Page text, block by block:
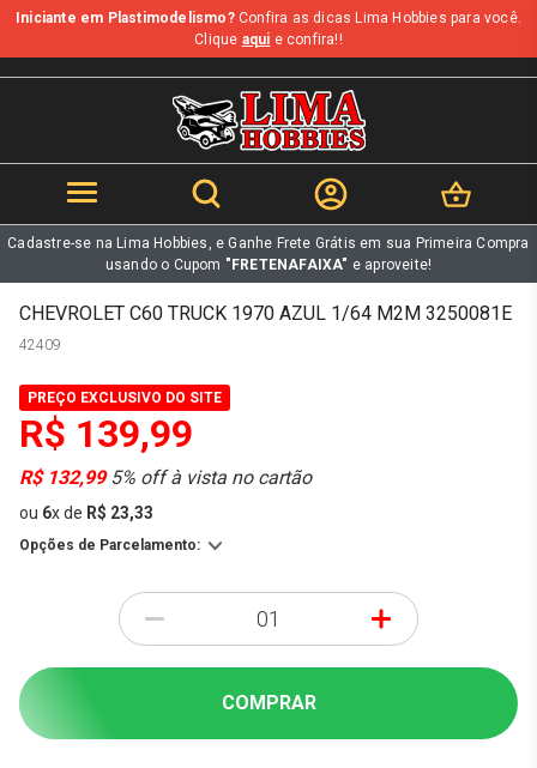
b
Iniciante em Plastimodelismo?Confira as dicas Lima Hobbies para você.
Clique aqui e confira!!
Cadastre-se na Lima Hobbies, e Ganhe Frete Grátis em sua Primeira Compra
usando o Cupom "FRETENAFAIXA" e aproveite!
CHEVROLET C60 TRUCK 1970 AZUL 1/64 M2M 3250081E
42409
PREÇO EXCLUSIVO DO SITE
R$ 139,99
R$ 132,995% off à vista no cartão
ou 6xde R$ 23,33
Opções de Parcelamento:
- +
COMPRAR